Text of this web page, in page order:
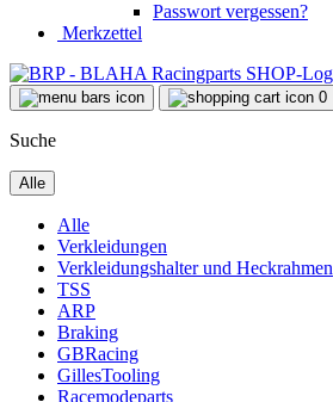
Passwort vergessen?
Merkzettel
0
Suche
Alle
Alle
Verkleidungen
Verkleidungshalter und Heckrahmen
TSS
ARP
Braking
GBRacing
GillesTooling
Racemodeparts